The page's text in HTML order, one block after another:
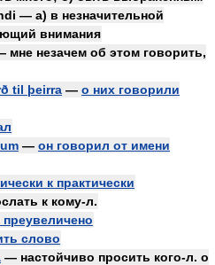
— а) в незначительной
внимания
мне незачем об этом говорить,
til þeirra — о них говорили
— он говорил от имени
к практически
к кому-л.
преувеличено
слово
— настойчиво просить кого-л. о